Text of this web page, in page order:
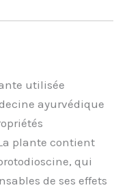
utilisée
ayurvédique
plante contient
qui
de ses effets